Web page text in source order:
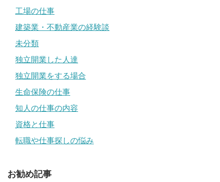
工場の仕事
建築業・不動産業の経験談
未分類
独立開業した人達
独立開業をする場合
生命保険の仕事
知人の仕事の内容
資格と仕事
転職や仕事探しの悩み
お勧め記事